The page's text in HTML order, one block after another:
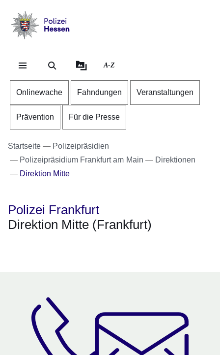
Hessen
A-Z
Onlinewache Fahndungen Veranstaltungen
Prävention Für die Presse
Startseite
Polizeipräsidien
Polizeipräsidium Frankfurt am Main
Direktionen
Direktion Mitte
Polizei Frankfurt
Direktion Mitte (Frankfurt)